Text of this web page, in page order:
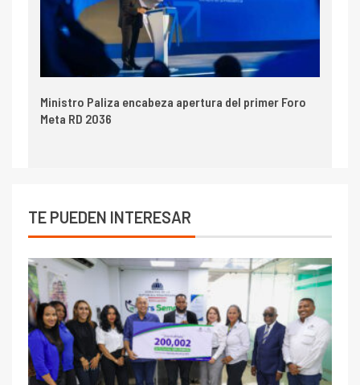
Ministro Paliza encabeza apertura del primer Foro
Meta RD 2036
TE PUEDEN INTERESAR